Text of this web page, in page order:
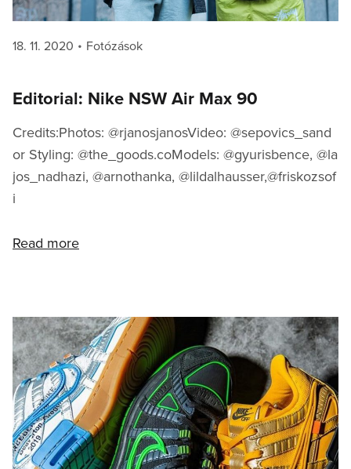
Posted
18. 11. 2020 Categories
Fotózások
Editorial: Nike NSW Air Max 90
Credits:Photos: @rjanosjanosVideo: @sepovics_sand
or Styling: @the_goods.coModels: @gyurisbence, @la
jos_nadhazi, @arnothanka, @lildalhausser,@friskozsof
i
Read more